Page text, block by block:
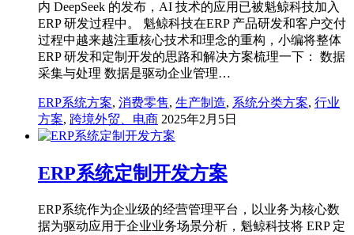
内 DeepSeek 的发布，AI 技术的应用已被魁鲸科技加入
ERP 研发过程中。 魁鲸科技在ERP 产品研发和客户交付
过程中越来越注重核心技术和理念的重构，小编将整体
ERP 研发和定制开发的思路和解决方案梳理一下： 数据
采集与处理 数据是驱动企业管理…
ERP系统方案, 消费零售, 生产制造, 系统分类方案, 行业
方案, 跨境外贸、电商 2025年2月5日
ERP系统定制开发方案
ERP系统作为企业级的经营管理平台，以业务为核心数
据为驱动应用于企业业务场景分析，魁鲸科技将 ERP 定